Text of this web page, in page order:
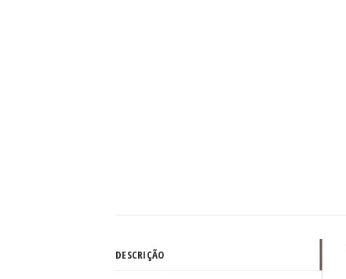
DESCRIÇÃO